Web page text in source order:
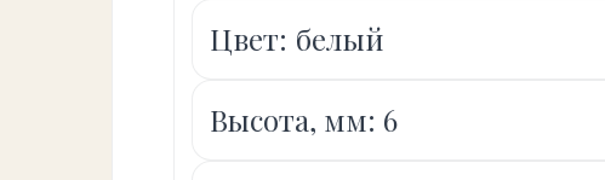
Цвет: белый
Высота, мм: 6